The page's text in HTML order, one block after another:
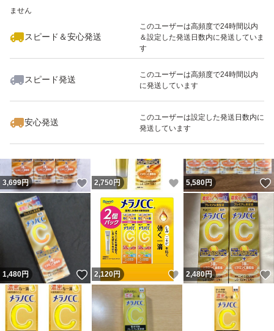
ません
スピード＆安心発送
このユーザーは高頻度で24時間以内
＆設定した発送日数内に発送していま
す
スピード発送
このユーザーは高頻度で24時間以内
に発送しています
安心発送
このユーザーは設定した発送日数内に
発送しています
いいね！
2,480
3,699円 いいね！
2,750 円 いいね！
5,580円
1,480円 いいね！
2,120円 いいね！
2,480円